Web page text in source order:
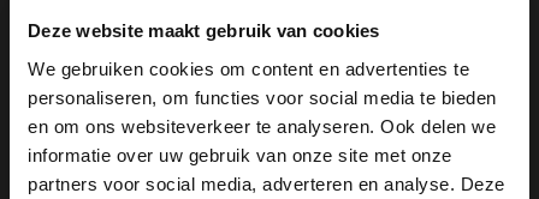
Deze website maakt gebruik van cookies
We gebruiken cookies om content en advertenties te
personaliseren, om functies voor social media te bieden
en om ons websiteverkeer te analyseren. Ook delen we
informatie over uw gebruik van onze site met onze
partners voor social media, adverteren en analyse. Deze
Specificaties
Ja, ik wil 5% korting op mijn
volgende bestelling!